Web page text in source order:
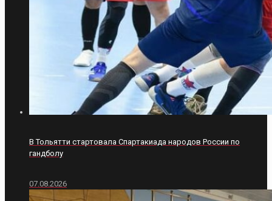
В Тольятти стартовала Спартакиада народов России по
гандболу
07.08.2026